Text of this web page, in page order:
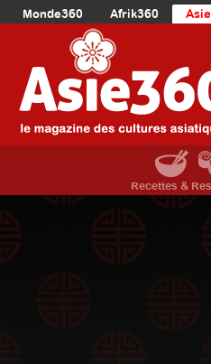
Monde360 Afrik360
Europe360
Océanie360
Recettes &